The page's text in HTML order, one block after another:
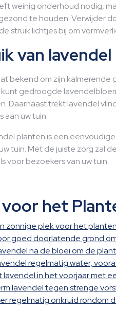
weinig onderhoud nodig,
te houden. Verwijder
struik lichtjes bij om
van lavendel
bekend om zijn kalmerende
kunt gedroogde
Daarnaast trekt lavendel
aan uw tuin.
planten is een
tuin. Met de juiste zorg zal
voor bezoekers van uw tuin.
het
zonnige plek voor het
goed doorlatende grond
na de bloei om de
regelmatig water,
lavendel in het voorjaar met
lavendel tegen strenge
regelmatig onkruid rondom